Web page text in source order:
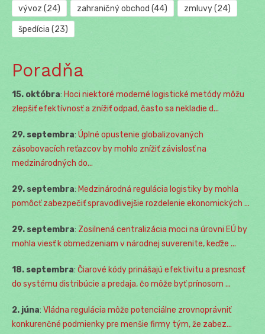
vývoz (24) zahraničný obchod (44) zmluvy(24)
špedícia (23)
Poradňa
15. októbra: Hoci niektoré moderné logistické metódy môžu
zlepšiť efektívnosť a znížiť odpad, často sa nekladie d...
29. septembra: Úplné opustenie globalizovaných
zásobovacích reťazcov by mohlo znížiť závislosť na
medzinárodných do...
29. septembra: Medzinárodná regulácia logistiky by mohla
pomôcť zabezpečiť spravodlivejšie rozdelenie ekonomických ...
29. septembra: Zosilnená centralizácia moci na úrovni EÚ by
mohla viesť k obmedzeniam v národnej suverenite, keďže ...
18. septembra: Čiarové kódy prinášajú efektivitu a presnosť
do systému distribúcie a predaja, čo môže byť prínosom ...
2. júna: Vládna regulácia môže potenciálne zrovnoprávniť
konkurenčné podmienky pre menšie firmy tým, že zabez...